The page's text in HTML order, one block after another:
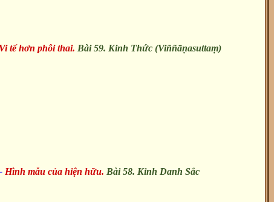
Vi tế hơn phôi thai. Bài 59. Kinh Thức (Viññāṇasuttaṃ)
Hình mẫu của hiện hữu. Bài 58. Kinh Danh Sắc